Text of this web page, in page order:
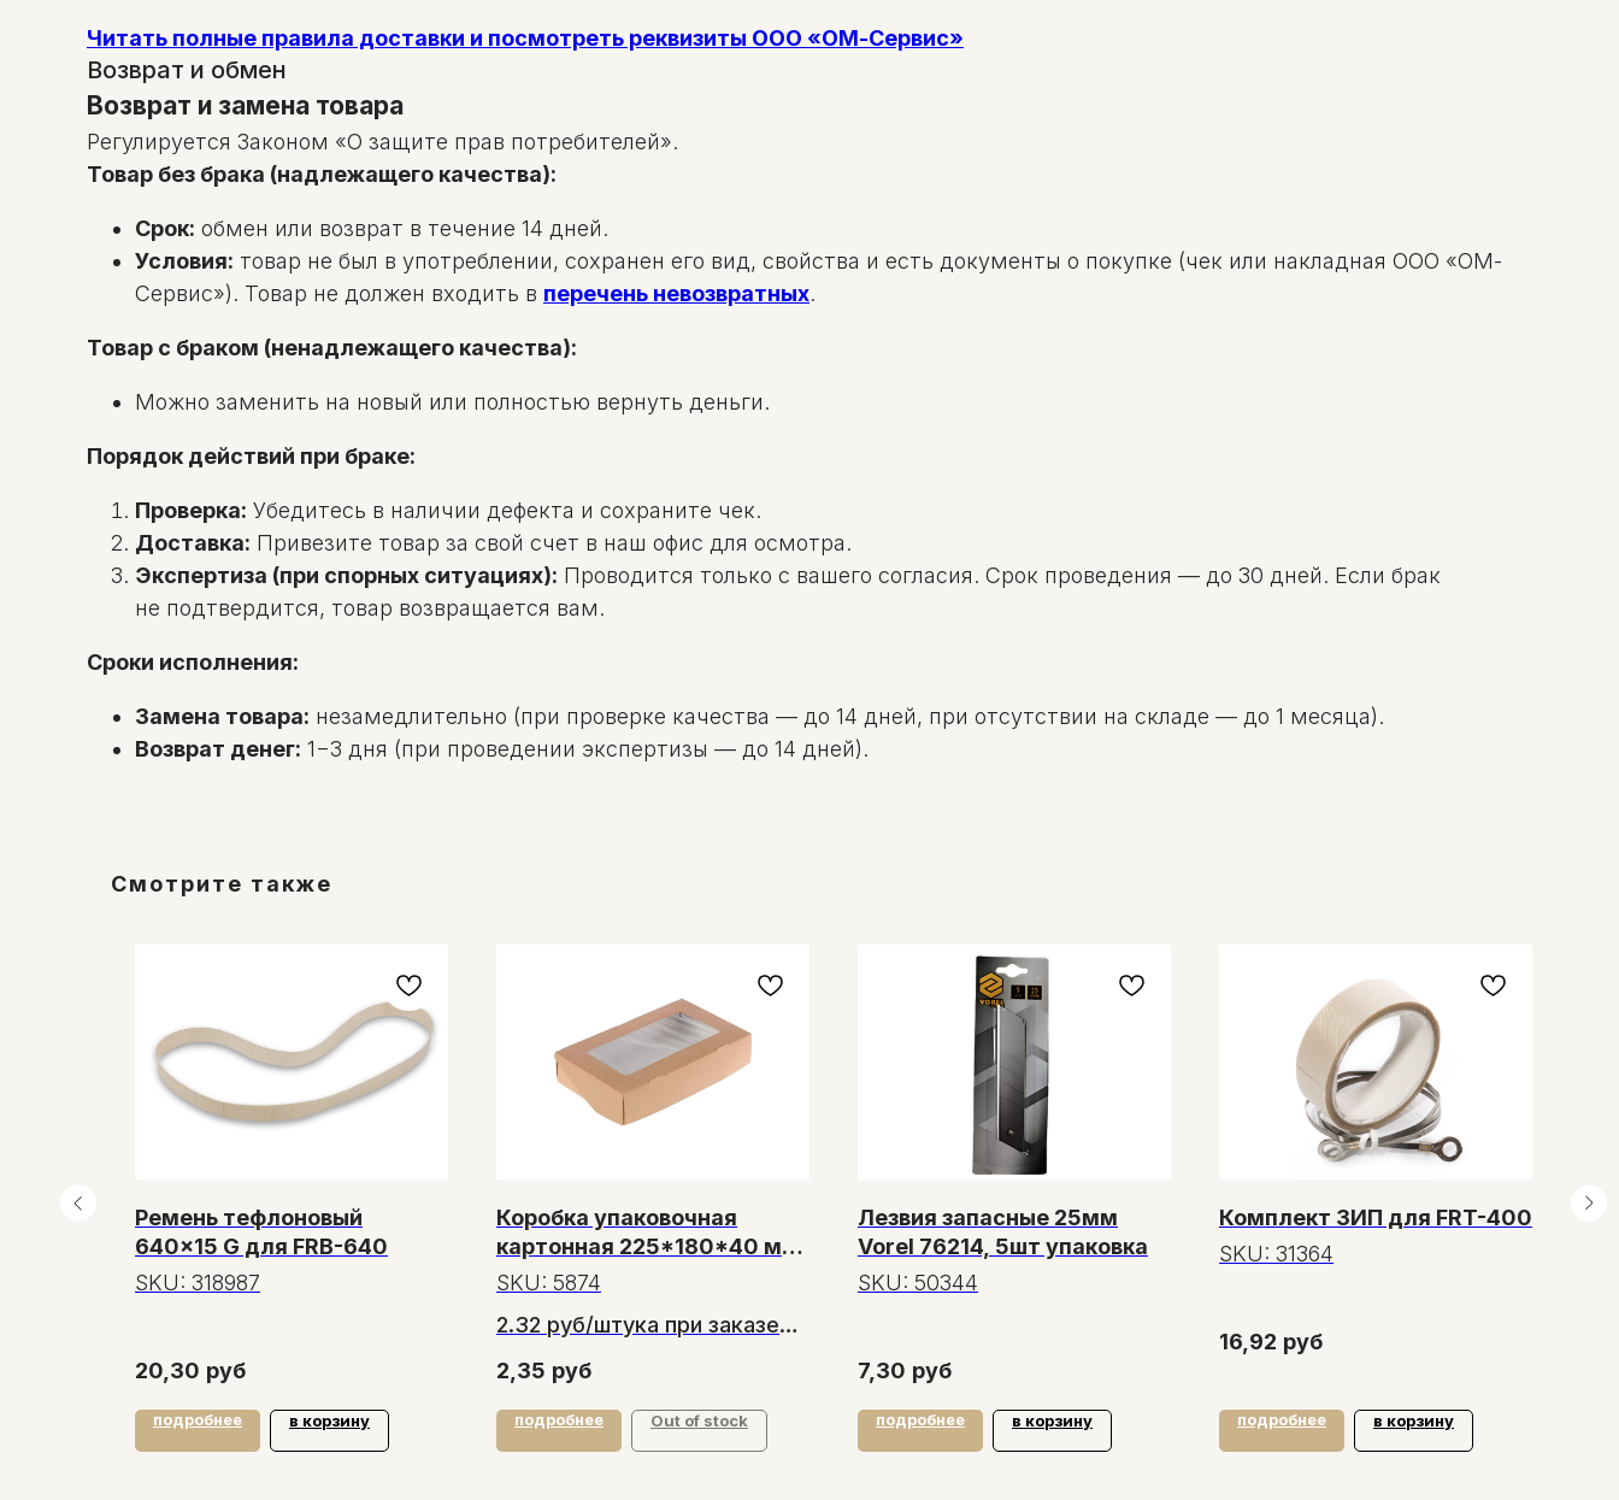
Читать полные правила доставки и посмотреть реквизиты ООО «ОМ-Сервис»
Возврат и обмен
Возврат и замена товара
Регулируется Законом «О защите прав потребителей».
Товар без брака (надлежащего качества):
Срок: обмен или возврат в течение 14 дней.
Условия: товар не был в употреблении, сохранен его вид, свойства и есть документы о покупке (чек или накладная ООО «ОМ-
Сервис»). Товар не должен входить в перечень невозвратных.
Товар с браком (ненадлежащего качества):
Можно заменить на новый или полностью вернуть деньги.
Порядок действий при браке:
Проверка: Убедитесь в наличии дефекта и сохраните чек.
Доставка: Привезите товар за свой счет в наш офис для осмотра.
Экспертиза (при спорных ситуациях): Проводится только с вашего согласия. Срок проведения — до 30 дней. Если брак
не подтвердится, товар возвращается вам.
Сроки исполнения:
Замена товара: незамедлительно (при проверке качества — до 14 дней, при отсутствии на складе — до 1 месяца).
Возврат денег: 1−3 дня (при проведении экспертизы — до 14 дней).
Смотрите также
мм,
Ремень тефлоновый
640×15 G для FRB-640
SKU: 318987
20,30 руб
подробнее в корзину
Коробка упаковочная
картонная 225*180*40 мм
окно
SKU: 5874
2.32 руб/штука при заказе
от 2 штук
2,35 руб
подробнее Out of stock
Лезвия запасные 25мм
Vorel 76214, 5шт упаковка
SKU: 50344
7,30 руб
подробнее в корзину
Комплект ЗИП для FRT-400
SKU: 31364
16,92 руб
подробнее в корзину